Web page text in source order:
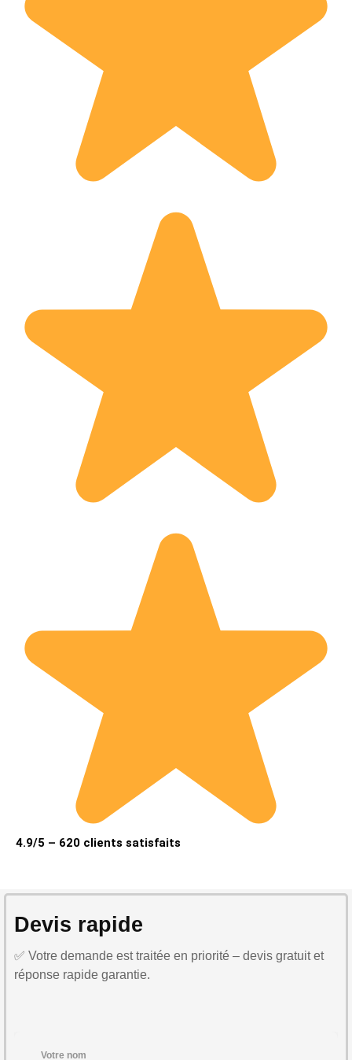
4.9/5 – 620 clients satisfaits
Devis rapide
✅ Votre demande est traitée en priorité – devis gratuit et
réponse rapide garantie.
Votre nom